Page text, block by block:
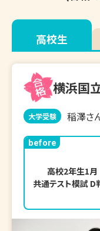
高校生
横浜国
大学受験 稲澤さ
before
高校2年生1月
共通テスト模試 D